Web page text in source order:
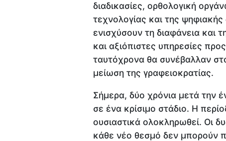
διαδικασίες, ορθολογική
τεχνολογίας και της
ενισχύσουν τη διαφάνεια και
και αξιόπιστες υπηρεσίες
ταυτόχρονα θα συνέβαλλαν
μείωση της γραφειοκρατίας.
Σήμερα, δύο χρόνια μετά την
σε ένα κρίσιμο στάδιο. Η
ουσιαστικά ολοκληρωθεί. Οι
κάθε νέο θεσμό δεν μπορούν